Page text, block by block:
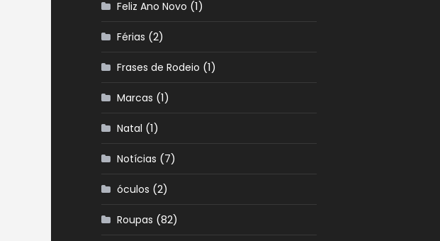
Feliz Ano Novo (1)
Férias (2)
Frases de Rodeio (1)
Marcas (1)
Natal (1)
Notícias (7)
óculos (2)
Roupas (82)